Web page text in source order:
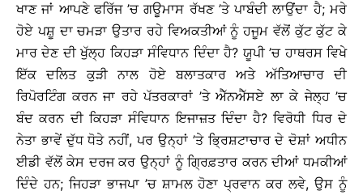
ਖਾਣ ਜਾਂ ਆਪਣੇ ਫਰਿੱਜ ’ਚ ਗਊਮਾਸ ਰੱਖਣ ’ਤੇ ਪਾਬੰਦੀ ਲਾਉਂਦਾ ਹੈ; ਮਰੇ
ਹੋਏ ਪਸ਼ੂ ਦਾ ਚਮੜਾ ਉਤਾਰ ਰਹੇ ਵਿਅਕਤੀਆਂ ਨੂੰ ਹਜੂਮ ਵੱਲੋਂ ਕੁੱਟ ਕੁੱਟ ਕੇ
ਮਾਰ ਦੇਣ ਦੀ ਖੁੱਲ੍ਹ ਕਿਹੜਾ ਸੰਵਿਧਾਨ ਦਿੰਦਾ ਹੈ? ਯੂਪੀ ’ਚ ਹਾਥਰਸ ਵਿਖੇ
ਇੱਕ ਦਲਿਤ ਕੁੜੀ ਨਾਲ ਹੋਏ ਬਲਾਤਕਾਰ ਅਤੇ ਅੱਤਿਆਚਾਰ ਦੀ
ਰਿਪੋਰਟਿੰਗ ਕਰਨ ਜਾ ਰਹੇ ਪੱਤਰਕਾਰਾਂ ’ਤੇ ਐੱਨਐੱਸਏ ਲਾ ਕੇ ਜੇਲ੍ਹ ’ਚ
ਬੰਦ ਕਰਨ ਦੀ ਕਿਹੜਾ ਸੰਵਿਧਾਨ ਇਜਾਜ਼ਤ ਦਿੰਦਾ ਹੈ? ਵਿਰੋਧੀ ਧਿਰ ਦੇ
ਨੇਤਾ ਭਾਵੇਂ ਦੁੱਧ ਧੋਤੇ ਨਹੀਂ, ਪਰ ਉਨ੍ਹਾਂ ’ਤੇ ਭ੍ਰਿਸ਼ਟਾਚਾਰ ਦੇ ਦੋਸ਼ਾਂ ਅਧੀਨ
ਈਡੀ ਵੱਲੋਂ ਕੇਸ ਦਰਜ ਕਰ ਉਨ੍ਹਾਂ ਨੂੰ ਗ੍ਰਿਫ਼ਤਾਰ ਕਰਨ ਦੀਆਂ ਧਮਕੀਆਂ
ਦਿੰਦੇ ਹਨ; ਜਿਹੜਾ ਭਾਜਪਾ ’ਚ ਸ਼ਾਮਲ ਹੋਣਾ ਪ੍ਰਵਾਨ ਕਰ ਲਵੇ, ਉਸ ਨੂੰ